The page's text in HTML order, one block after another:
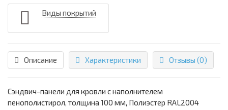
Виды покрытий
Описание Характеристики Отзывы (0)
Сэндвич-панели для кровли с наполнителем
пенополистирол, толщина 100 мм, Полиэстер RAL2004